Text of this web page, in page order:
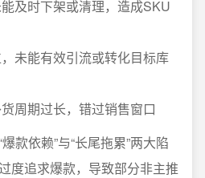
及时下架或清理，造成SKU
未能有效引流或转化目标库
周期过长，错过销售窗口
款依赖”与“长尾拖累”两大陷
度追求爆款，导致部分非主推